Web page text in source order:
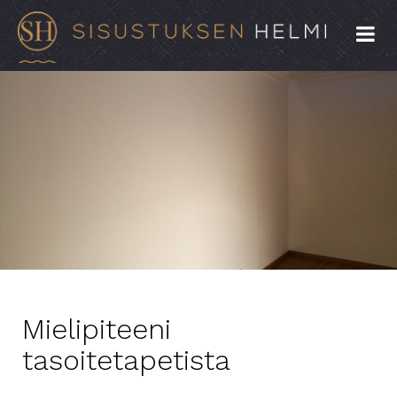
Mielipiteeni
tasoitetapetista